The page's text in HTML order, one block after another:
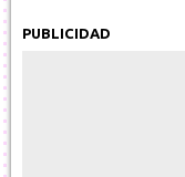
PUBLICIDAD